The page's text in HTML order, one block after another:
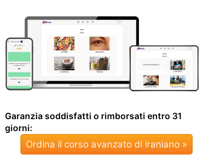
Garanzia soddisfatti o rimborsati entro 31
giorni:
Ordina il corso avanzato di iraniano »